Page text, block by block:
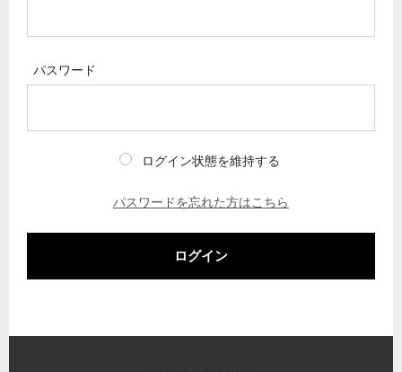
パスワード
ログイン状態を維持する
パスワードを忘れた方はこちら
ログイン